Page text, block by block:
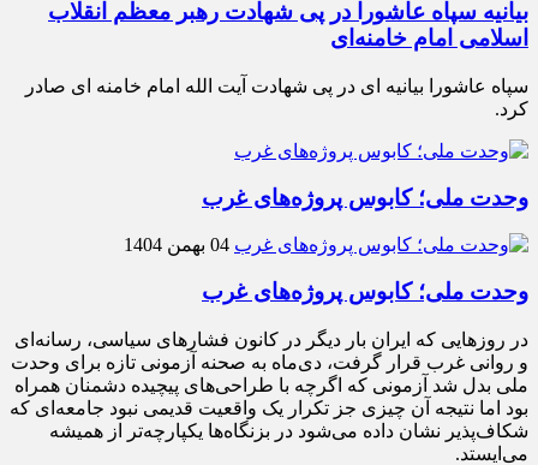
بیانیه سپاه عاشورا در پی شهادت رهبر معظم انقلاب
اسلامی امام خامنه‌ای
سپاه عاشورا بیانیه ای در پی شهادت آیت الله امام خامنه ای صادر
کرد.
وحدت ملی؛ کابوس پروژه‌های غرب
04 بهمن 1404
وحدت ملی؛ کابوس پروژه‌های غرب
در روزهایی که ایران بار دیگر در کانون فشارهای سیاسی، رسانه‌ای
و روانی غرب قرار گرفت، دی‌ماه به صحنه آزمونی تازه برای وحدت
ملی بدل شد آزمونی که اگرچه با طراحی‌های پیچیده دشمنان همراه
بود اما نتیجه آن چیزی جز تکرار یک واقعیت قدیمی نبود جامعه‌ای که
شکاف‌پذیر نشان داده می‌شود در بزنگاه‌ها یکپارچه‌تر از همیشه
می‌ایستد.